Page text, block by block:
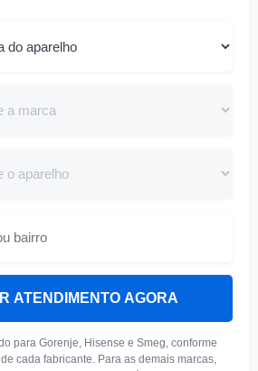
ATENDIMENTO AGORA
para Gorenje, Hisense e Smeg, conforme
cada fabricante. Para as demais marcas,